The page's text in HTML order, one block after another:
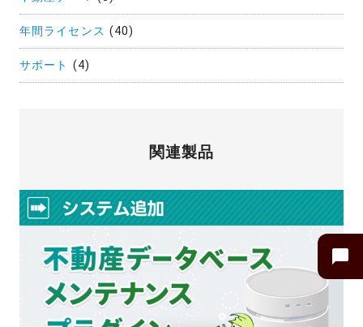
年間ライセンス (40)
サポート (4)
関連製品